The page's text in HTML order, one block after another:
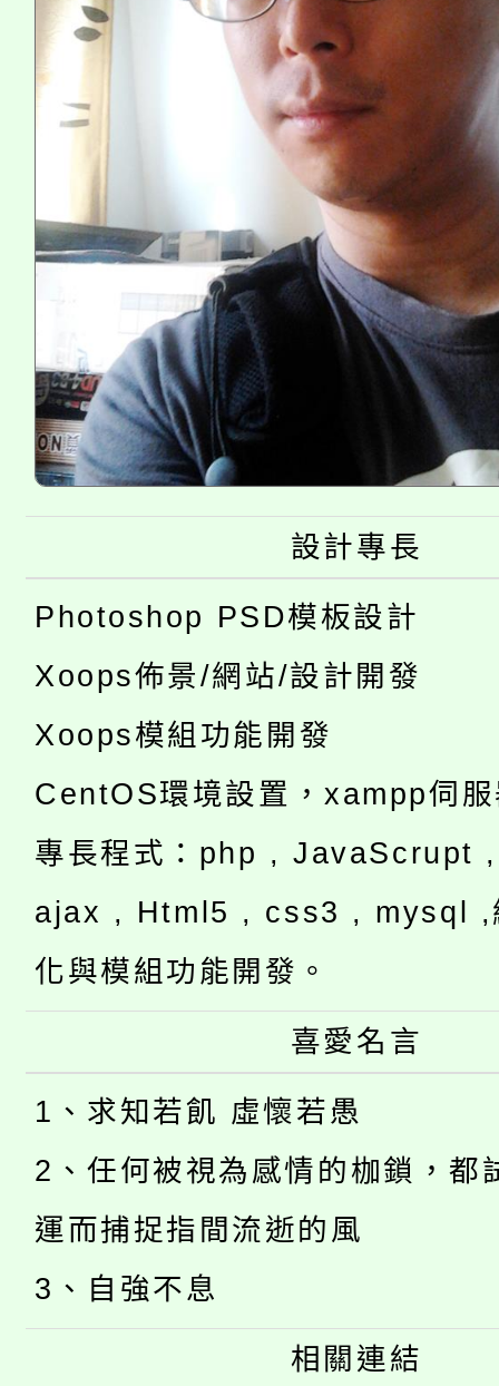
設計專長
Photoshop PSD模板設計
Xoops佈景/網站/設計開發
Xoops模組功能開發
CentOS環境設置，xampp伺
專長程式：php , JavaScrupt
ajax , Html5 , css3 , mysql ,
化與模組功能開發。
喜愛名言
1、求知若飢 虛懷若愚
2、任何被視為感情的枷鎖，都
運而捕捉指間流逝的風
3、自強不息
相關連結